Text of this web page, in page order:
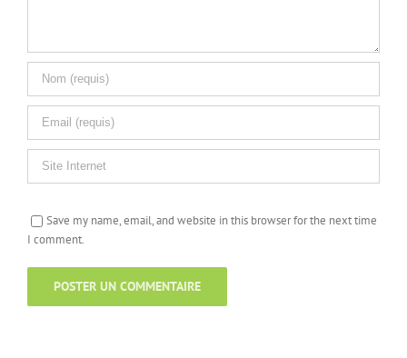
Save my name, email, and website in this browser for the next time
I comment.